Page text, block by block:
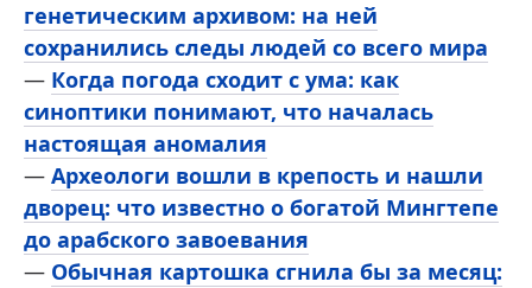
генетическим архивом: на ней
сохранились следы людей со всего мира
— Когда погода сходит с ума: как
синоптики понимают, что началась
настоящая аномалия
— Археологи вошли в крепость и нашли
дворец: что известно о богатой Мингтепе
до арабского завоевания
— Обычная картошка сгнила бы за месяц: